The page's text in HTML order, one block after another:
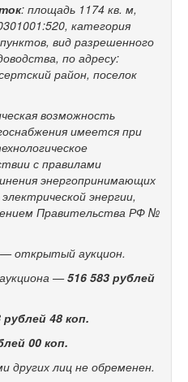
: площадь 1174 кв. м,
категория
вид разрешенного
по адресу:
район, поселок
возможность
имеется при
с правилами
энергопринимающих
энергии,
Правительства РФ №
— открытый аукцион.
—516 583 рублей
рублей 48 коп.
00 коп.
других лиц не обременен.